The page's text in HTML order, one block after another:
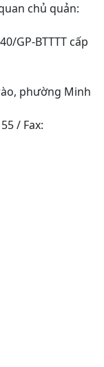
chủ quản:
GP-BTTTT cấp
phường Minh
/ Fax: